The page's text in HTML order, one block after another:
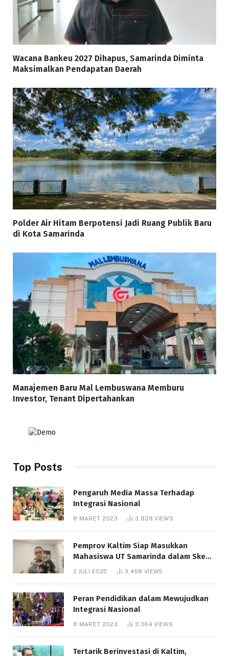
Wacana Bankeu 2027 Dihapus, Samarinda Diminta
Maksimalkan Pendapatan Daerah
Polder Air Hitam Berpotensi Jadi Ruang Publik Baru
di Kota Samarinda
Manajemen Baru Mal Lembuswana Memburu
Investor, Tenant Dipertahankan
Top Posts
Pengaruh Media Massa Terhadap
Integrasi Nasional
8 MARET 2023 3,838VIEWS
Pemprov Kaltim Siap Masukkan
Mahasiswa UT Samarinda dalam Skema
Bantuan Pendidikan Gratispol
2 JULI 2025 3,468 VIEWS
Peran Pendidikan dalam Mewujudkan
Integrasi Nasional
8 MARET 2023 3,364VIEWS
Tertarik Berinvestasi di Kaltim,